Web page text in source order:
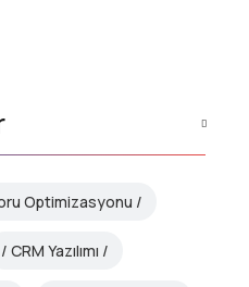
Optimizasyonu
CRM Yazılımı